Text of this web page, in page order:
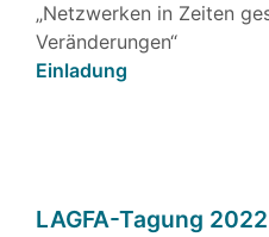
„Netzwerken in Zeiten
Veränderungen“
Einladung
LAGFA-Tagung 2022